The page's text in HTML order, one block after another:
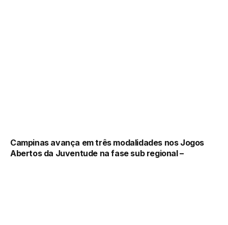
Campinas avança em três modalidades nos Jogos
Abertos da Juventude na fase sub regional –